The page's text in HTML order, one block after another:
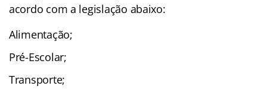
acordo com a legislação abaixo:
Alimentação;
Pré-Escolar;
Transporte;